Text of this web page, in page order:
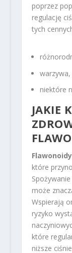
poprzez
regulację
tych
warzywa,
niektóre
JAKIE
Flawonoidy
które
może
Wspierają
ryzyko
które
niższe